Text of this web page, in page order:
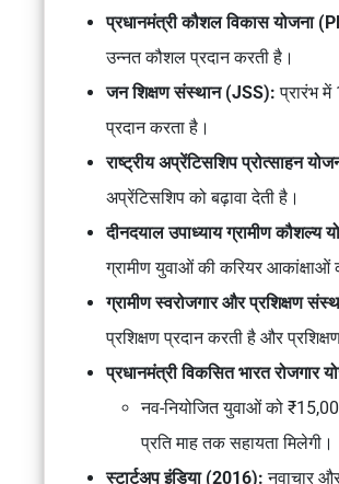
प्रधानमंत्री कौशल विकास योजना
उन्नत कौशल प्रदान करती है।
जन शिक्षण संस्थान (JSS): प्रारंभ
प्रदान करता है।
राष्ट्रीय अप्रेंटिसशिप प्रोत्साहन
अप्रेंटिसशिप को बढ़ावा देती है।
दीनदयाल उपाध्याय ग्रामीण कौशल्य
ग्रामीण युवाओं की करियर आकांक्षाओं
ग्रामीण स्वरोजगार और प्रशिक्षण
प्रशिक्षण प्रदान करती है और
प्रधानमंत्री विकसित भारत रोजगार
नव-नियोजित युवाओं को
प्रति माह तक सहायता मिलेगी।
स्टार्टअप इंडिया (2016): नवाचार